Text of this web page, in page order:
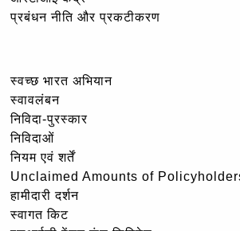
प्रबंधन नीति और प्रकटीकरण
स्वच्छ भारत अभियान
स्वावलंबन
निविदा-पुरस्कार
निविदाओं
नियम एवं शर्तें
Unclaimed Amounts of
हामीदारी दर्शन
स्वागत किट